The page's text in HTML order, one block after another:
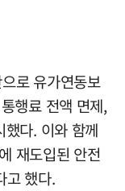
로 유가연동보
행료 전액 면제,
다. 이와 함께
재도입된 안전
고 했다.